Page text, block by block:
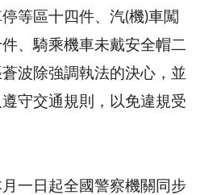
等區十四件、汽(機)車闖
、騎乘機車未戴安全帽二
波除強調執法的決心，並
守交通規則，以免違規受
一日起全國警察機關同步